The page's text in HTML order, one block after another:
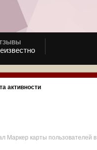
активности
Маркер карты пользователей в